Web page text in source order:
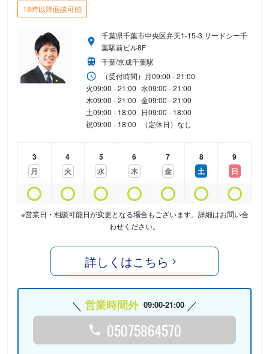
18時以降面談可能
千葉県千葉市中央区弁天1-15-3 リードシー千
葉駅前ビル8F
千葉/京成千葉駅
（受付時間） 月09:00 - 21:00
火09:00 - 21:00 水09:00 - 21:00
木09:00 - 21:00 金09:00 - 21:00
土09:00 - 18:00 日09:00 - 18:00
祝09:00 - 18:00 （定休日）なし
3
月
4
火
5
水
6
木
7
金
8
土
9
日
※営業日・相談可能日が変更となる場合もございます。詳細はお問い合
わせください。
詳しくはこちら
営業時間外 09:00-21:00
05075864570